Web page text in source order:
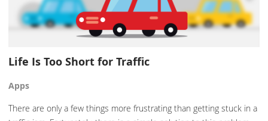
Life Is Too Short for Traffic
Apps
There are only a few things more frustrating than getting stuck in a